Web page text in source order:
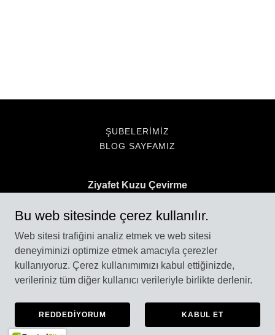
ŞUBELERIMIZ
BLOG SAYFAMIZ
Ziyafet Kuzu Çevirme
Hoca Paşa, Hüdavendigar Cd. No:23A, Fatih/
İstanbul
+905308491545
Telif Hakkı © 2026 Ziyafet Kuzu Çevirme - Tüm Hakları
Developed by Dream Up
Bu web sitesinde çerez kullanılır.
Web sitesi trafiğini analiz etmek ve web sitesi
deneyiminizi optimize etmek amacıyla çerezler
kullanıyoruz. Çerez kullanımımızı kabul ettiğinizde,
verileriniz tüm diğer kullanıcı verileriyle birlikte derlenir.
REDDEDIYORUM KABUL ET